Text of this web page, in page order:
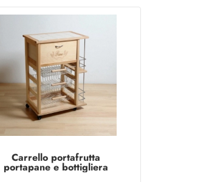
Carrello portafrutta
portapane e bottigliera